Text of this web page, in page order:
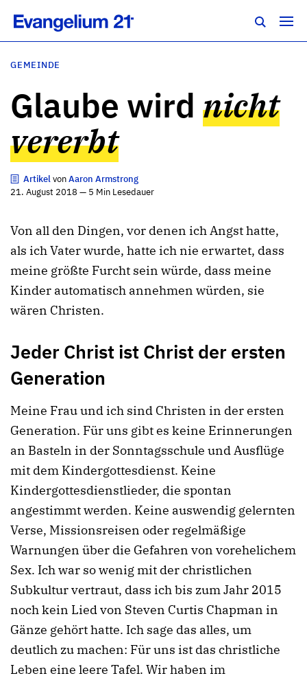
GEMEINDE
Glaube wird nicht
vererbt
ArtikelvonAaron Armstrong
21. August 2018 — 5 Min Lesedauer
Von all den Dingen, vor denen ich Angst hatte,
als ich Vater wurde, hatte ich nie erwartet, dass
meine größte Furcht sein würde, dass meine
Kinder automatisch annehmen würden, sie
wären Christen.
Jeder Christ ist Christ der ersten
Generation
Meine Frau und ich sind Christen in der ersten
Generation. Für uns gibt es keine Erinnerungen
an Basteln in der Sonntagsschule und Ausflüge
mit dem Kindergottesdienst. Keine
Kindergottesdienstlieder, die spontan
angestimmt werden. Keine auswendig gelernten
Verse, Missionsreisen oder regelmäßige
Warnungen über die Gefahren von vorehelichem
Sex. Ich war so wenig mit der christlichen
Subkultur vertraut, dass ich bis zum Jahr 2015
noch kein Lied von Steven Curtis Chapman in
Gänze gehört hatte. Ich sage das alles, um
deutlich zu machen: Für uns ist das christliche
Leben eine leere Tafel. Wir haben im